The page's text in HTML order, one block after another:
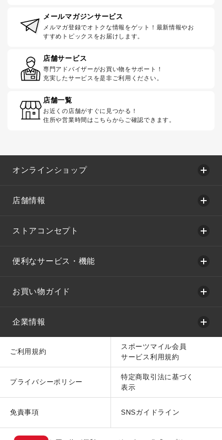
メールマガジンサービス
メルマガ登録でオトクな情報をゲット！最新情報やお
すすめトピックスをお届けします。
店舗サービス
専門アドバイザーがお買い物をサポート！
充実したサービスを是非ご利用ください。
店舗一覧
お近くの店舗がすぐに見つかる！
住所や営業時間はこちらからご確認できます。
オンラインショップ
店舗情報
ストアコンセプト
便利なサービス・機能
お買い物ガイド
企業情報
ご利用規約
スポーツマイル会員
サービス利用規約
プライバシーポリシー
特定商取引法に基づく
表示
免責事項 SNSガイドライン